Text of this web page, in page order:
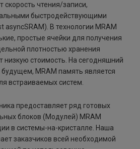
чтения/записи,
быстродействующими
asyncSRAM). В технологии MRAM
простые ячейки для получения
плотностью хранения
стоимость. На сегодняшний
MRAM память является
встраиваемых систем.
предоставляет ряд готовых
блоков (Модулей) MRAM
в системы-на-кристалле. Наша
заказчиков всей необходимой